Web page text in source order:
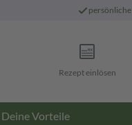
persönliche
Rezept einlösen
Deine Vorteile